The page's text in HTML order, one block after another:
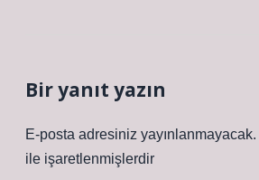
Bir yanıt yazın
E-posta adresiniz yayınlanmayacak.
ile işaretlenmişlerdir